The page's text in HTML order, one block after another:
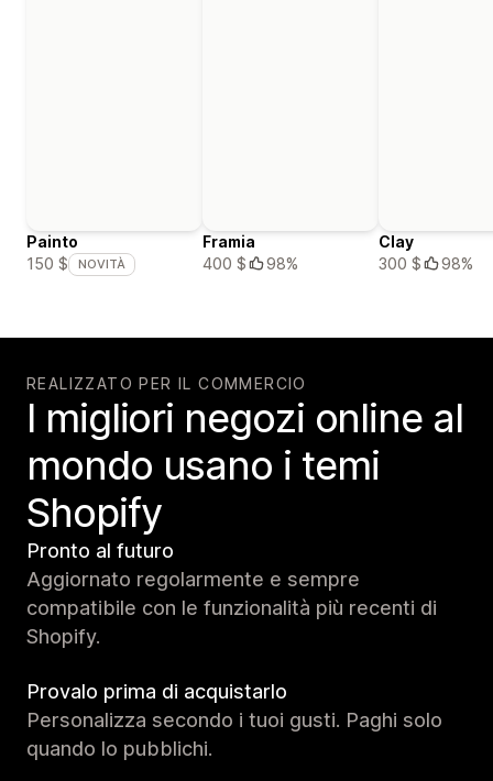
Painto
150 $
NOVITÀ
Framia
400 $
98%
Clay
300 $
98%
REALIZZATO PER IL COMMERCIO
I migliori negozi online al
mondo usano i temi
Shopify
Pronto al futuro
Aggiornato regolarmente e sempre
compatibile con le funzionalità più recenti di
Shopify.
Provalo prima di acquistarlo
Personalizza secondo i tuoi gusti. Paghi solo
quando lo pubblichi.